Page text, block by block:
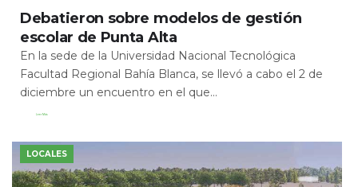
Debatieron sobre modelos de gestión
escolar de Punta Alta
En la sede de la Universidad Nacional Tecnológica
Facultad Regional Bahía Blanca, se llevó a cabo el 2 de
diciembre un encuentro en el que...
Leer Más
LOCALES